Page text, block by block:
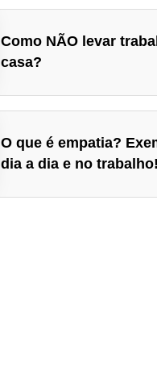
Como NÃO levar
casa?
O que é empatia?
dia a dia e no trabalho!